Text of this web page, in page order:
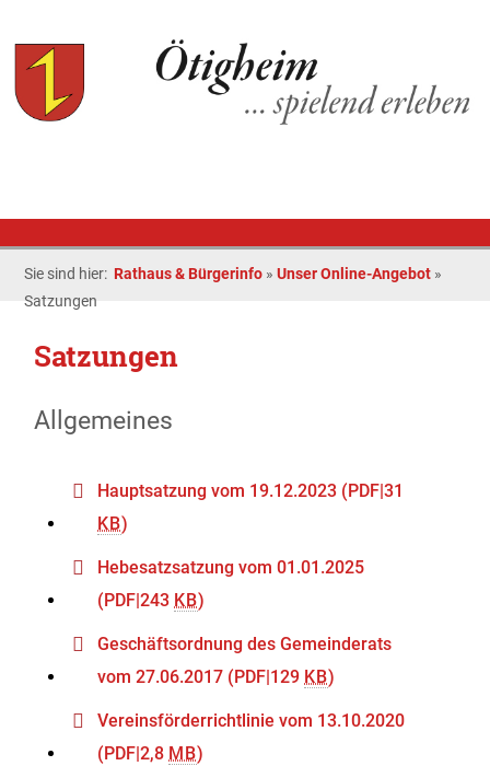
Sie sind hier: Rathaus & Bürgerinfo »Unser Online-Angebot »
Satzungen
Satzungen
Allgemeines
Hauptsatzung vom 19.12.2023 (PDF|31
KB)
Hebesatzsatzung vom 01.01.2025
(PDF|243 KB)
Geschäftsordnung des Gemeinderats
vom 27.06.2017 (PDF|129 KB)
Vereinsförderrichtlinie vom 13.10.2020
(PDF|2,8 MB)